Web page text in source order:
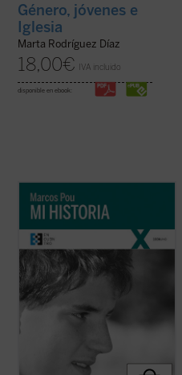
Género, jóvenes e
Iglesia
Marta Rodríguez Díaz
18,00€ IVA incluido
disponible en ebook:
«Es algo extraño hablar de 'mi historia'
puesto que lo único interesante en ella, lo
único que la salva de ser una historia
en mi vida. Por lo tanto, es más bien la
historia de lo que Cristo ha hecho ...(ver